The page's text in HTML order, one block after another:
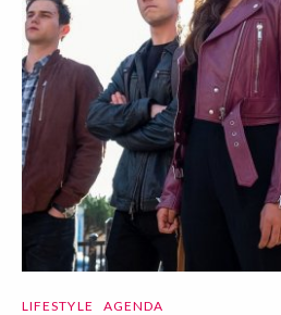
LIFESTYLE AGENDA